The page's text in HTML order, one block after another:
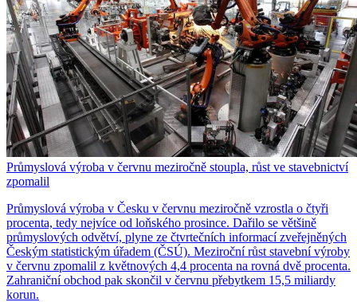
Průmyslová výroba v červnu meziročně stoupla, růst ve stavebnictví
zpomalil
Průmyslová výroba v Česku v červnu meziročně vzrostla o čtyři
procenta, tedy nejvíce od loňského prosince. Dařilo se většině
průmyslových odvětví, plyne ze čtvrtečních informací zveřejněných
Českým statistickým úřadem (ČSÚ). Meziroční růst stavební výroby
v červnu zpomalil z květnových 4,4 procenta na rovná dvě procenta.
Zahraniční obchod pak skončil v červnu přebytkem 15,5 miliardy
korun.